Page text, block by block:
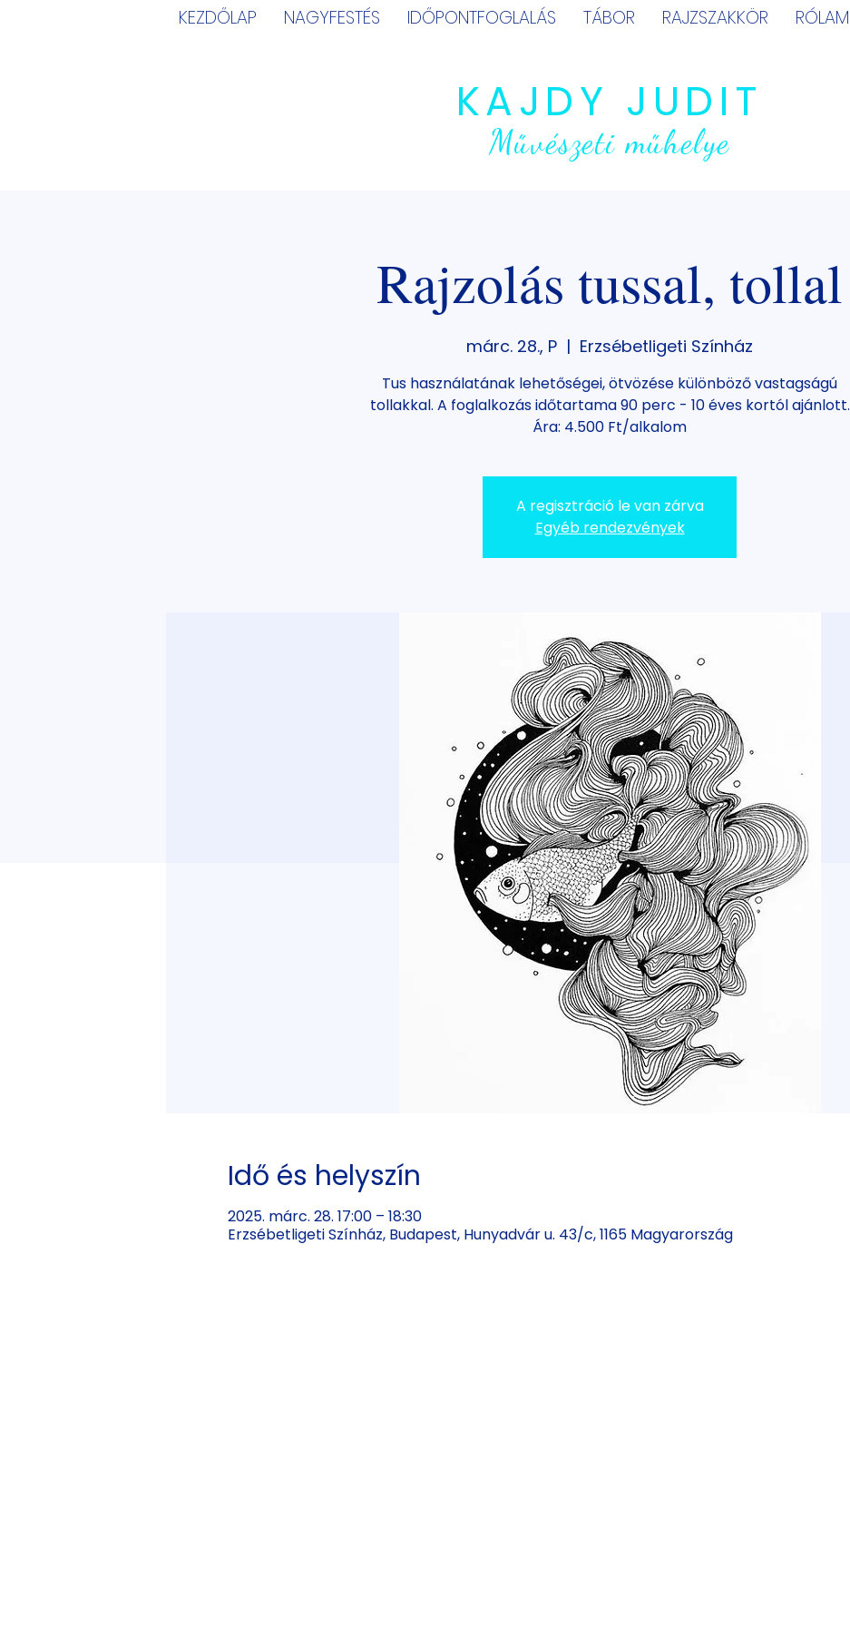
KEZDŐLAP NAGYFESTÉS IDŐPONTFOGLALÁS TÁBOR RAJZSZAKKÖR RÓLAM
KAJDY JUDIT
Művészeti műhelye
Rajzolás tussal, tollal
márc. 28., P
  |
Erzsébetligeti Színház
Tus használatának lehetőségei, ötvözése különböző vastagságú
tollakkal. A foglalkozás időtartama 90 perc - 10 éves kortól ajánlott.
Ára: 4.500 Ft/alkalom
A regisztráció le van zárva
Egyéb rendezvények
Idő és helyszín
2025. márc. 28. 17:00 – 18:30
Erzsébetligeti Színház, Budapest, Hunyadvár u. 43/c, 1165 Magyarország